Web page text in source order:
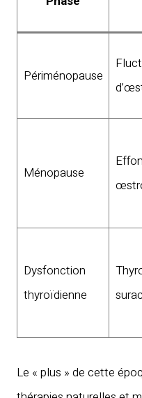
Périménopause
Ménopause
Dysfonction
thyroïdienne
Le « plus » de cette